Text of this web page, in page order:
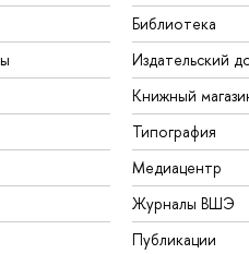
Библиотека
Издательский
Книжный
Типография
Медиацентр
Журналы ВШЭ
Публикации